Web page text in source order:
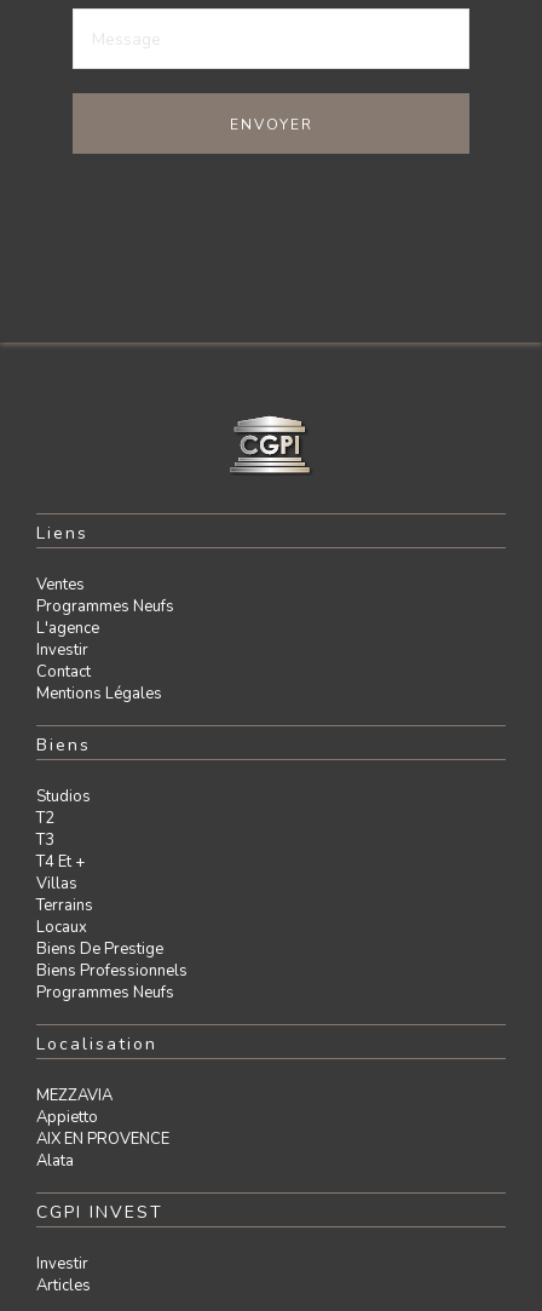
ENVOYER
Liens
Ventes
Programmes Neufs
L'agence
Investir
Contact
Mentions Légales
Biens
Studios
T2
T3
T4 Et +
Villas
Terrains
Locaux
Biens De Prestige
Biens Professionnels
Programmes Neufs
Localisation
MEZZAVIA
Appietto
AIX EN PROVENCE
Alata
CGPI INVEST
Investir
Articles